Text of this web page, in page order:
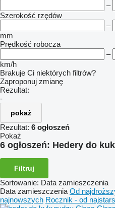
–
Szerokość rzędów
–
mm
Prędkość robocza
–
km/h
Brakuje Ci niektórych filtrów?
Zaproponuj zmianę
Rezultat:
-
pokaż
Rezultat: 6 ogłoszeń
Pokaż
6 ogłoszeń: Hedery do
Filtruj
Sortowanie: Data zamieszczenia
Data zamieszczenia Od
najnowszych Rocznik - od